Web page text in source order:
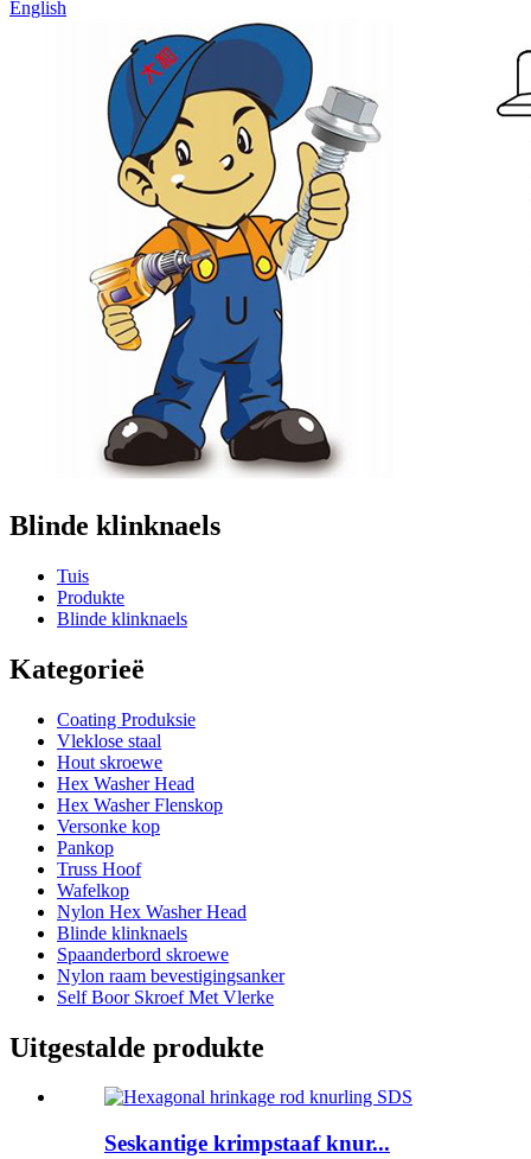
English
Blinde klinknaels
Tuis
Produkte
Blinde klinknaels
Kategorieë
Coating Produksie
Vleklose staal
Hout skroewe
Hex Washer Head
Hex Washer Flenskop
Versonke kop
Pankop
Truss Hoof
Wafelkop
Nylon Hex Washer Head
Blinde klinknaels
Spaanderbord skroewe
Nylon raam bevestigingsanker
Self Boor Skroef Met Vlerke
Uitgestalde produkte
Seskantige krimpstaaf knur...